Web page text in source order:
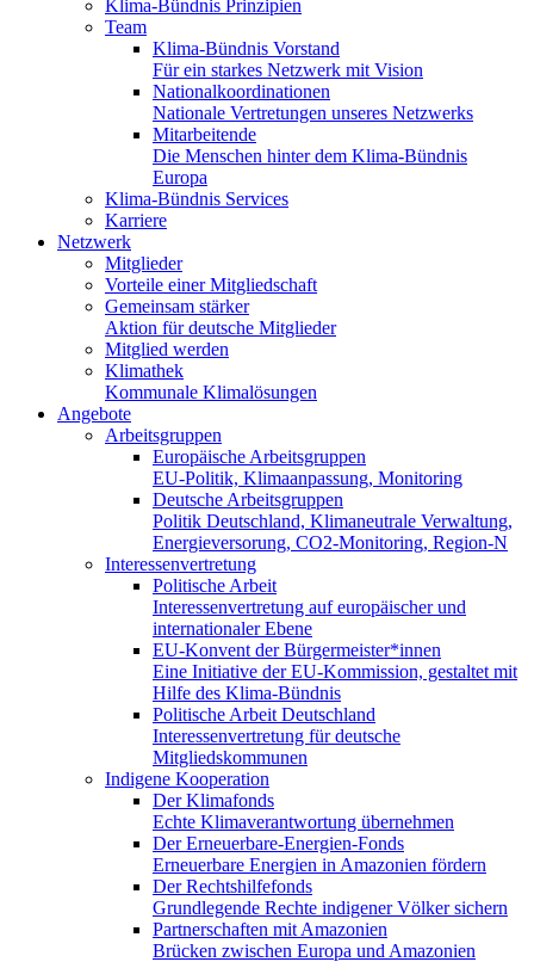
Klima-Bündnis Prinzipien
Team
Klima-Bündnis Vorstand
Für ein starkes Netzwerk mit Vision
Nationalkoordinationen
Nationale Vertretungen unseres Netzwerks
Mitarbeitende
Die Menschen hinter dem Klima-Bündnis
Europa
Klima-Bündnis Services
Karriere
Netzwerk
Mitglieder
Vorteile einer Mitgliedschaft
Gemeinsam stärker
Aktion für deutsche Mitglieder
Mitglied werden
Klimathek
Kommunale Klimalösungen
Angebote
Arbeitsgruppen
Europäische Arbeitsgruppen
EU-Politik, Klimaanpassung, Monitoring
Deutsche Arbeitsgruppen
Politik Deutschland, Klimaneutrale Verwaltung,
Energieversorung, CO2-Monitoring, Region-N
Interessenvertretung
Politische Arbeit
Interessenvertretung auf europäischer und
internationaler Ebene
EU-Konvent der Bürgermeister*innen
Eine Initiative der EU-Kommission, gestaltet mit
Hilfe des Klima-Bündnis
Politische Arbeit Deutschland
Interessenvertretung für deutsche
Mitgliedskommunen
Indigene Kooperation
Der Klimafonds
Echte Klimaverantwortung übernehmen
Der Erneuerbare-Energien-Fonds
Erneuerbare Energien in Amazonien fördern
Der Rechtshilfefonds
Grundlegende Rechte indigener Völker sichern
Partnerschaften mit Amazonien
Brücken zwischen Europa und Amazonien